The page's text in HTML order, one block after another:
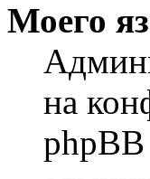
Моего
на
phpBB